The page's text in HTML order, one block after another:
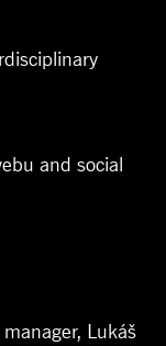
and social
manager, Lukáš